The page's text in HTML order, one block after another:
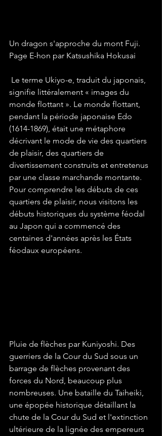
Un dragon s'approche du mont Fuji.
Page E-hon par Katsushika Hokusai
signifie littéralement « images du
monde flottant ». Le monde flottant,
pendant la période japonaise Edo
(1614-1869), était une métaphore
décrivant le mode de vie des quartiers
de plaisir, des quartiers de
divertissement construits et entretenus
par une classe marchande montante.
Pour comprendre les débuts de ces
quartiers de plaisir, nous visitons les
débuts historiques du système féodal
au Japon qui a commencé des
centaines d'années après les États
féodaux européens.
Pluie de flèches par Kuniyoshi. Des
guerriers de la Cour du Sud sous un
barrage de flèches provenant des
forces du Nord, beaucoup plus
nombreuses. Une bataille du Taiheiki,
une épopée historique détaillant la
chute de la Cour du Sud et l'extinction
ultérieure de la lignée des empereurs